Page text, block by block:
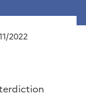
2022